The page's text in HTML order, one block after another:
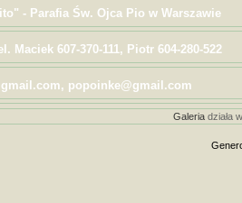
- Parafia Św. Ojca Pio w Warszawie
Maciek 607-370-111, Piotr 604-280-522
popoinke@gmail.com
Galeriadziała